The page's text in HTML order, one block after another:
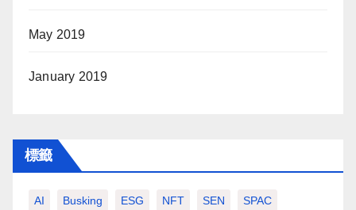
May 2019
January 2019
標籤
AI Busking ESG NFT SEN SPAC